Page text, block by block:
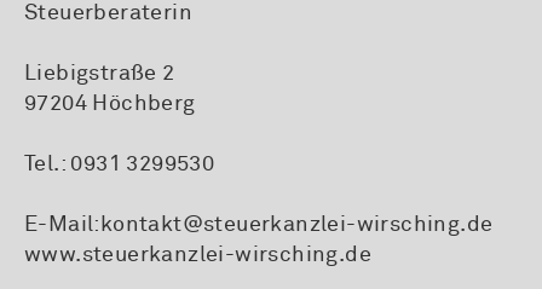
Steuerberaterin
Liebigstraße 2
97204 Höchberg
Tel.: 0931 3299530
E-Mail: kontakt@steuerkanzlei-wirsching.de
www.steuerkanzlei-wirsching.de